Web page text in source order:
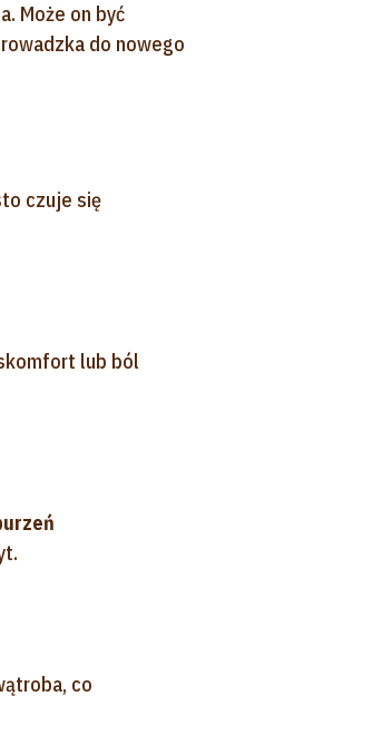
Może on być
do nowego
czuje się
lub ból
co